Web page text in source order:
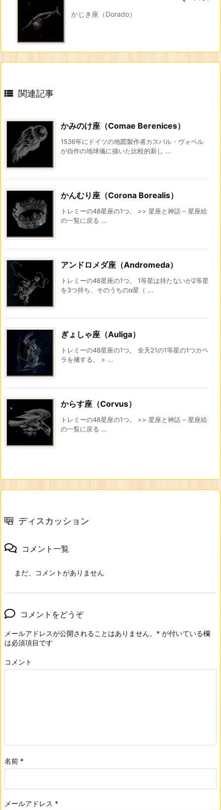
かじき座（Dorado）
 関連記事
かみのけ座（Comae Berenices）
1536年にドイツの地図製作者カスパル・ヴォペル
が自作の地球儀に描いた比較的新し ...
かんむり座（Corona Borealis）
トレミーの48星座の1つ。 >> 星座と神話 – 星座絵
の一覧に戻る ...
アンドロメダ座（Andromeda）
トレミーの48星座の1つ。 1等星は持たないが2等星
を3つ持ち、そのうちのα星（ ...
ぎょしゃ座（Auliga）
トレミーの48星座の1つ。 全天21の1等星の1つカペ
ラを擁する。 > ...
からす座（Corvus）
トレミーの48星座の1つ。 >> 星座と神話 – 星座絵
の一覧に戻る ...
ディスカッション
コメント一覧
まだ、コメントがありません
コメントをどうぞ
メールアドレスが公開されることはありません。 * が付いている欄
は必須項目です
コメント
名前 *
メールアドレス *